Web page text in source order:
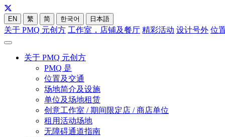
EN 繁 简 한국어 日本語
关于 PMQ 元创方 工作室，店铺及餐厅 精彩活动 设计号外 位
关于 PMQ 元创方
PMQ 是
位置及交通
场地简介及设施
单位及场地租赁
创意工作室 / 期间限定店 / 商店单位
租用活动场地
无障碍通道指南